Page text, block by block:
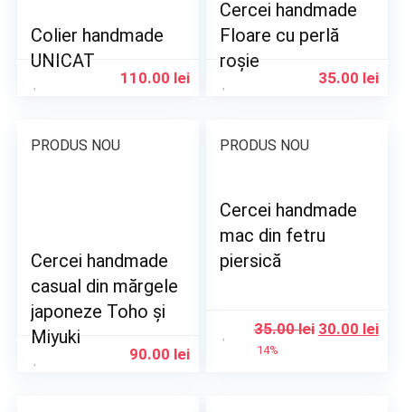
Colier handmade
UNICAT
110.00 lei
Cercei handmade
Floare cu perlă
roșie
35.00 lei
PRODUS NOU
Cercei handmade
casual din mărgele
japoneze Toho și
Miyuki
90.00 lei
PRODUS NOU
Cercei handmade
mac din fetru
piersică
35.00lei 30.00 lei
14%